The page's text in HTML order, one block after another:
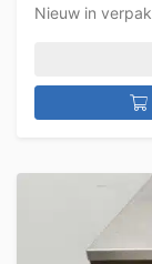
Nieuw in